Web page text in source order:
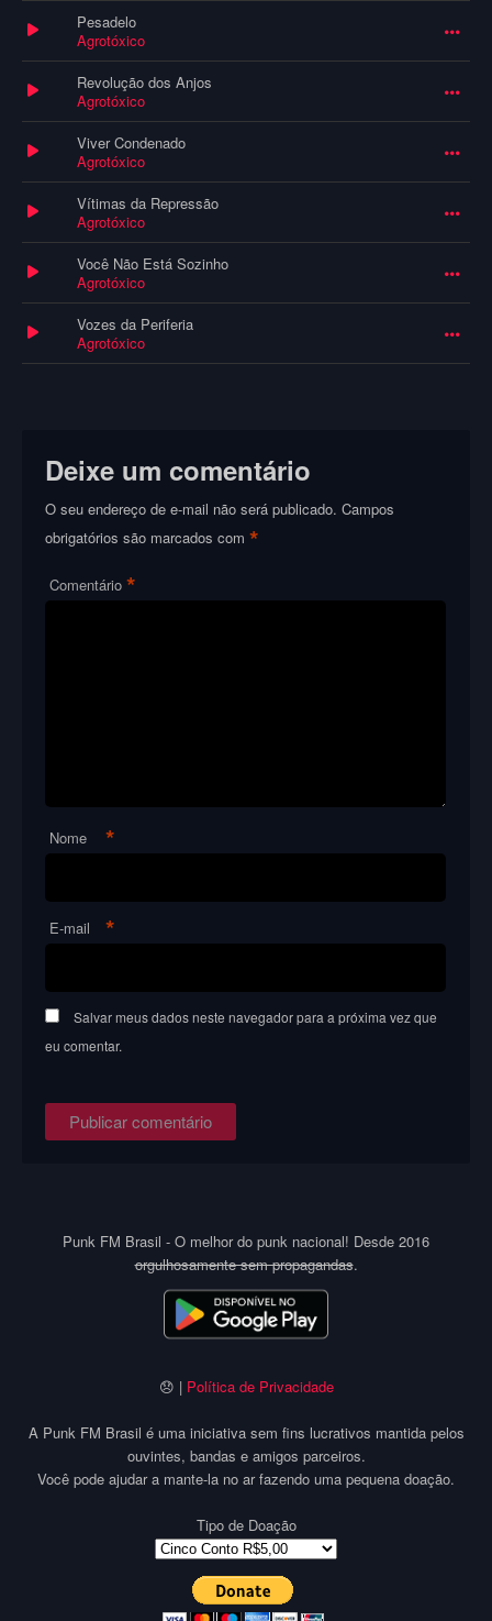
Pesadelo
Agrotóxico
Revolução dos Anjos
Agrotóxico
Viver Condenado
Agrotóxico
Vítimas da Repressão
Agrotóxico
Você Não Está Sozinho
Agrotóxico
Vozes da Periferia
Agrotóxico
Deixe um comentário
O seu endereço de e-mail não será publicado. Campos
obrigatórios são marcados com*
Comentário *
Nome *
E-mail *
Salvar meus dados neste navegador para a próxima vez que
eu comentar.
Punk FM Brasil - O melhor do punk nacional! Desde 2016
orgulhosamente sem propagandas.
😞 | Política de Privacidade
A Punk FM Brasil é uma iniciativa sem fins lucrativos mantida pelos
ouvintes, bandas e amigos parceiros.
Você pode ajudar a mante-la no ar fazendo uma pequena doação.
Tipo de Doação